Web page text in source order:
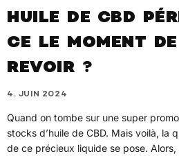
HUILE DE CBD
CE LE MOMENT
REVOIR ?
4. JUIN 2024
Quand on tombe sur une super
stocks d’huile de CBD. Mais voilà, la
de ce précieux liquide se pose. Alors,